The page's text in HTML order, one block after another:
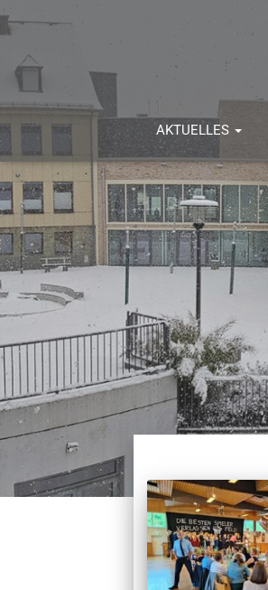
AKTUELLES